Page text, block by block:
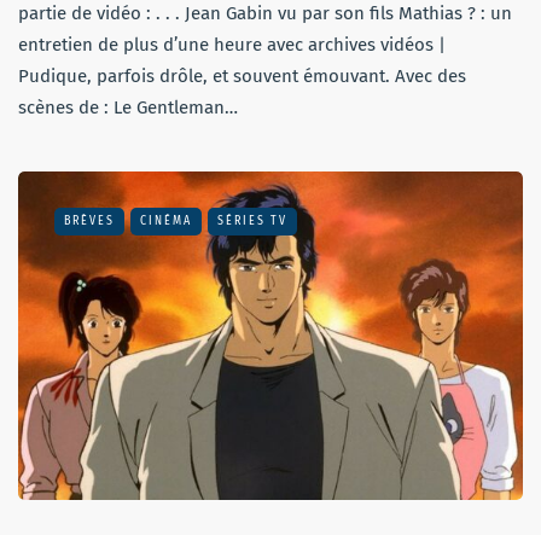
partie de vidéo : . . . Jean Gabin vu par son fils Mathias ? : un
entretien de plus d’une heure avec archives vidéos |
Pudique, parfois drôle, et souvent émouvant. Avec des
scènes de : Le Gentleman…
BRÈVES CINÉMA SÉRIES TV